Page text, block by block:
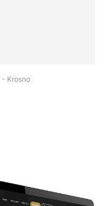
Krosno